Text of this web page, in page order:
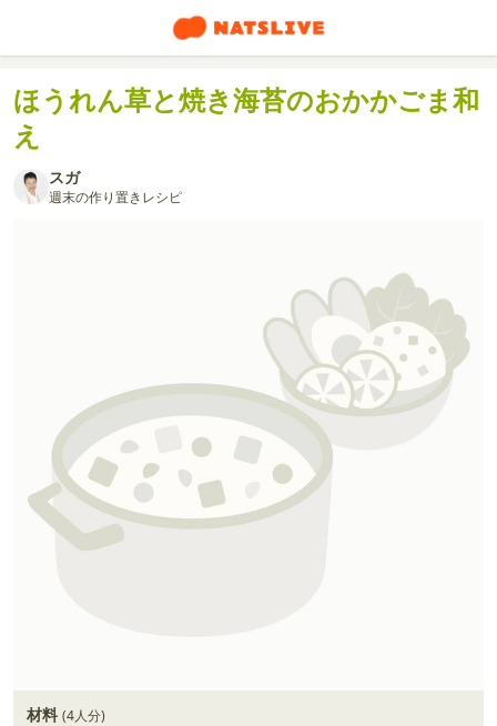
ほうれん草と焼き海苔のおかかごま和
え
スガ
週末の作り置きレシピ
材料 (4人分)